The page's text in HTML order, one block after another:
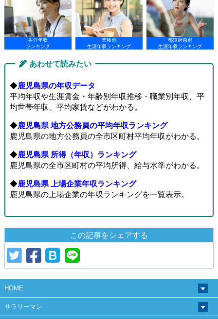
生涯年収
ランキング
業種別
生涯年収ランキング
都道府県別
生涯年収ランキング
あわせて読みたい
◆鹿児島県の年収データ
平均年収や生涯賃金・年齢別年収推移・職業別年収、平
均世帯年収、平均家賃などがわかる。
◆鹿児島県 地方公務員の平均年収ランキング
鹿児島県の地方公務員の全市区町村平均年収がわかる。
◆鹿児島県 所得（年収）ランキング
鹿児島県の全市区町村の平均所得、給与水準がわかる。
◆鹿児島県 上場企業年収ランキング
鹿児島県の上場企業の年収ランキングを一覧表示。
この記事をシェアする
HOME
サラリーマン